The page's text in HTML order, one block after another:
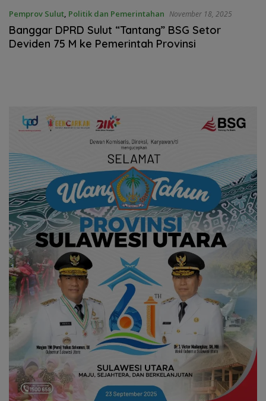
Pemprov Sulut, Politik dan Pemerintahan November 18, 2025
Banggar DPRD Sulut “Tantang” BSG Setor
Deviden 75 M ke Pemerintah Provinsi